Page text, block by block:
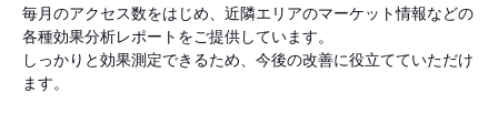
毎月のアクセス数をはじめ、近隣エリアのマーケット情報などの
各種効果分析レポートをご提供しています。
しっかりと効果測定できるため、今後の改善に役立てていただけ
ます。